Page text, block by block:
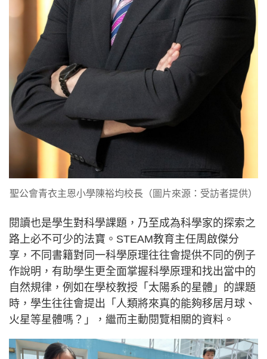
聖公會青衣主恩小學陳裕均校長（圖片來源：受訪者提供）
閱讀也是學生對科學課題，乃至成為科學家的探索之
路上必不可少的法寶。STEAM教育主任周啟傑分
享，不同書籍對同一科學原理往往會提供不同的例子
作說明，有助學生更全面掌握科學原理和找出當中的
自然規律，例如在學校教授「太陽系的星體」的課題
時，學生往往會提出「人類將來真的能夠移居月球、
火星等星體嗎？」，繼而主動閱覽相關的資料。